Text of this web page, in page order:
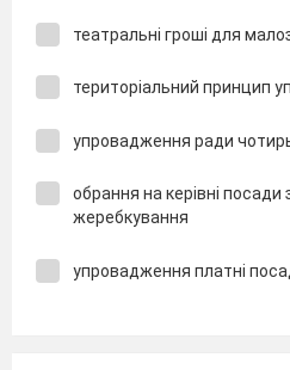
театральні гроші для
територіальний принцип
упровадження ради
обрання на керівні
жеребкування
упровадження платні